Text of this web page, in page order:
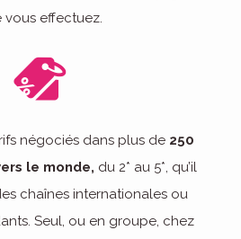
vous effectuez.
négociés dans plus de 250
le monde, du 2* au 5*, qu’il
chaînes internationales ou
Seul, ou en groupe, chez